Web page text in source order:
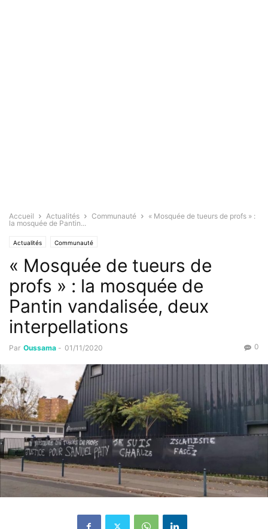
Accueil Actualités Communauté
« Mosquée de tueurs de profs » :
la mosquée de Pantin...
Actualités Communauté
« Mosquée de tueurs de
profs » : la mosquée de
Pantin vandalisée, deux
interpellations
Par Oussama - 01/11/2020 0